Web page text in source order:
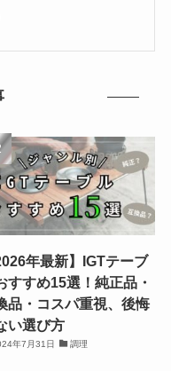
年最新】IGTテーブ
すすめ15選！純正品・
品・コスパ重視、後悔
い選び方
年7月31日 調理